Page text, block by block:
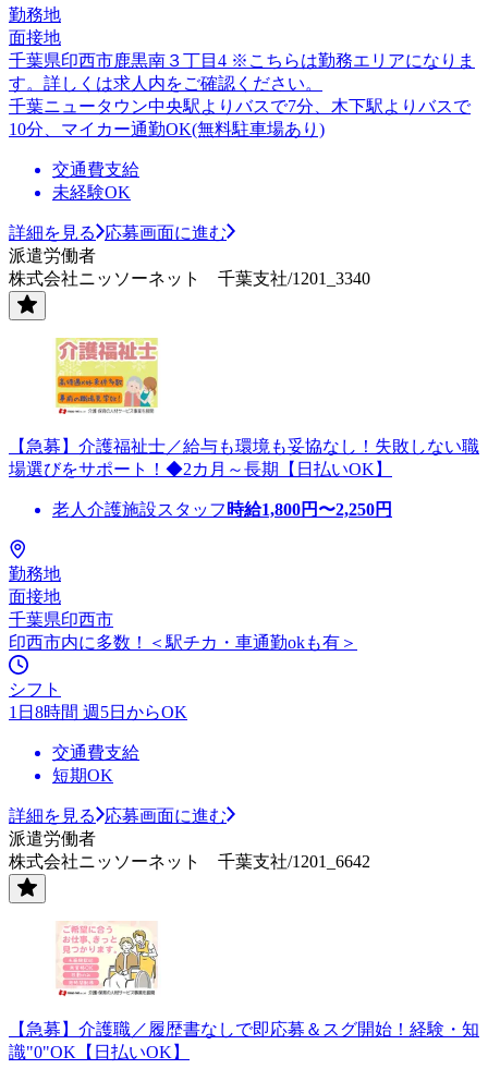
勤務地
面接地
千葉県印西市鹿黒南３丁目4 ※こちらは勤務エリアになりま
す。詳しくは求人内をご確認ください。
千葉ニュータウン中央駅よりバスで7分、木下駅よりバスで
10分、マイカー通勤OK(無料駐車場あり)
交通費支給
未経験OK
詳細を見る
応募画面に進む
派遣労働者
株式会社ニッソーネット 千葉支社/1201_3340
【急募】介護福祉士／給与も環境も妥協なし！失敗しない職
場選びをサポート！◆2カ月～長期【日払いOK】
老人介護施設スタッフ 時給1,800円〜2,250円
勤務地
面接地
千葉県印西市
印西市内に多数！＜駅チカ・車通勤okも有＞
シフト
1日8時間 週5日からOK
交通費支給
短期OK
詳細を見る
応募画面に進む
派遣労働者
株式会社ニッソーネット 千葉支社/1201_6642
【急募】介護職／履歴書なしで即応募＆スグ開始！経験・知
識"0"OK【日払いOK】